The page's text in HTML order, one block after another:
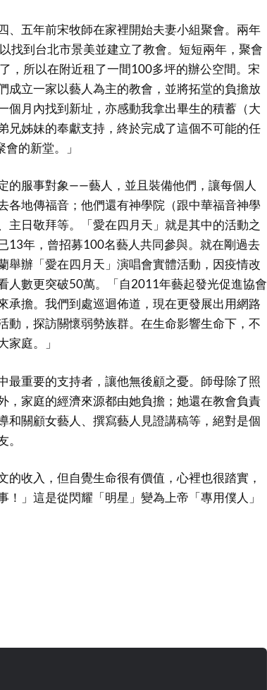
、五年前宋牧師在家裡開始夫妻小組聚會。兩年
找到台北市景美並建立了教會。短短兩年，聚會
，所以在附近租了一間100多坪的辦公空間。宋
成立一家以藝人為主的教會，並將拓堂的負擔放
個月內找到新址，亦感動我拿出畢生的積蓄（大
兄姊妹的奉獻支持，終於完成了這個不可能的任
的新堂。」
的服事對象——藝人，並且裝備他們，讓每個人
各地傳福音；他們還有神學院（跟中華福音神學
主日敬拜等。「愛在四月天」就是其中的活動之
13年，曾招募100名藝人共同參與。就在剛過去
舉辦「愛在四月天」演唱會實體活動，因疫情改
人數更突破50萬。「自2011年藝起發光促進協會
承擔。我們到處巡迴佈道，現在更發展出用網路
動，探訪關懷弱勢族群。在生命影響生命下，不
家庭。」
最重要的支持者，讓他無後顧之憂。師母除了照
，家庭的經濟來源都由她負擔；她還在教會負責
和關顧女藝人、撰寫藝人見證講稿等，絕對是個
的收入，但自覺生命很有價值，心裡也很踏實，
」這是從閃耀「明星」變為上帝「專用僕人」